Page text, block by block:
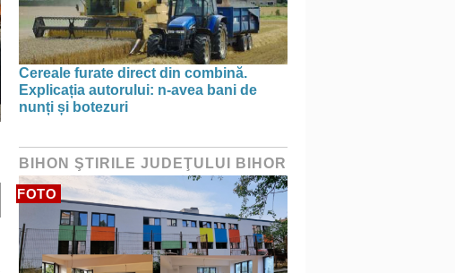
Cereale furate direct din combină.
Explicația autorului: n-avea bani de
nunți și botezuri
BIHON ŞTIRILE JUDEŢULUI BIHOR
FOTO